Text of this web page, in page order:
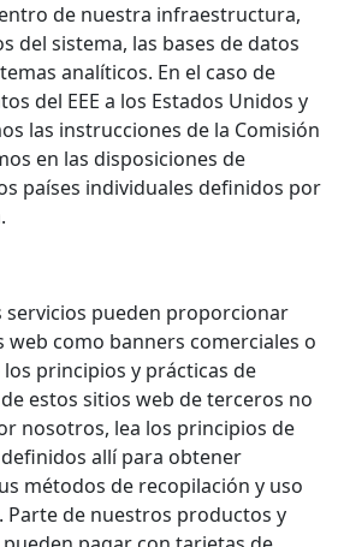
de nuestra infraestructura,
del sistema, las bases de datos
analíticos. En el caso de
del EEE a los Estados Unidos y
las instrucciones de la Comisión
en las disposiciones de
países individuales definidos por
servicios pueden proporcionar
web como banners comerciales o
principios y prácticas de
estos sitios web de terceros no
nosotros, lea los principios de
allí para obtener
métodos de recopilación y uso
Parte de nuestros productos y